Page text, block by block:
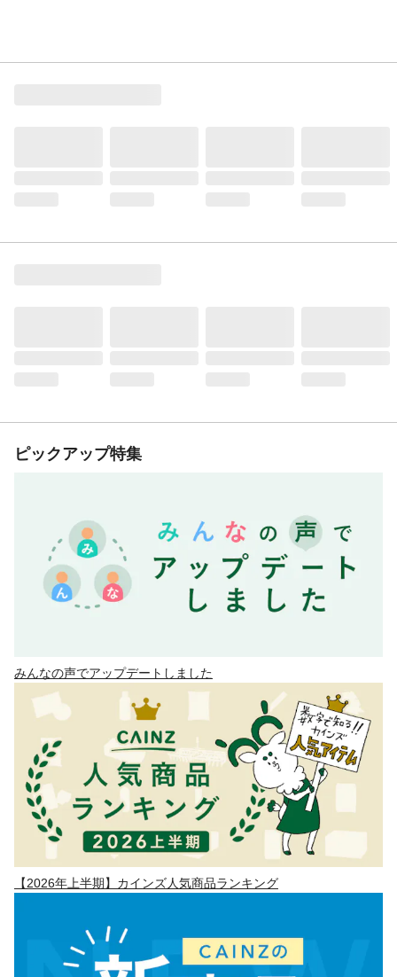
ピックアップ特集
みんなの声でアップデートしました
【2026年上半期】カインズ人気商品ランキング